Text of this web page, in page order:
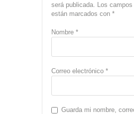
será publicada. Los
están marcados con*
Nombre*
Correo electrónico*
Guarda mi nombre,